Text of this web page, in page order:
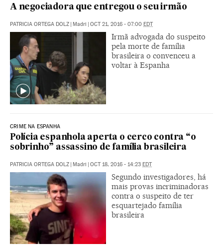
A negociadora que entregou o seu irmão
PATRICIA ORTEGA DOLZ | Madri | OCT 21, 2016 - 07:00 EDT
Irmã advogada do suspeito
pela morte de família
brasileira o convenceu a
voltar à Espanha
CRIME NA ESPANHA
Polícia espanhola aperta o cerco contra “o
sobrinho” assassino de família brasileira
PATRICIA ORTEGA DOLZ | Madri | OCT 18, 2016 - 14:23 EDT
Segundo investigadores, há
mais provas incriminadoras
contra o suspeito de ter
esquartejado família
brasileira